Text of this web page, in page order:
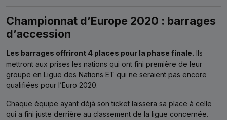
Championnat d’Europe 2020 : barrages
d’accession
Les barrages offriront 4 places pour la phase finale. Ils
mettront aux prises les nations qui ont fini première de leur
groupe en Ligue des Nations ET qui ne seraient pas encore
qualifiées pour l’Euro 2020.
Chaque équipe ayant déjà son ticket laissera sa place à celle
qui a fini juste derrière au classement de la ligue concernée.